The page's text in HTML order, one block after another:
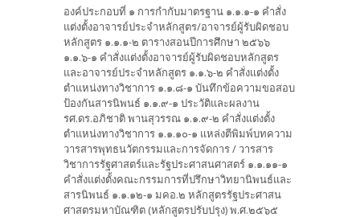
องค์ประกอบที่ ๑ การกำกับมาตรฐาน ๑.๑.๑-๑ คำสั่ง
แต่งตั้งอาจารย์ประจำหลักสูตร/อาจารย์ผู้รับผิดชอบ
หลักสูตร ๑.๑.๑-๒ ตารางสอนปีการศึกษา ๒๕๖๖
๑.๑.๖-๑ คำสั่งแต่งตั้งอาจารย์ผู้รับผิดชอบหลักสูตร
และอาจารย์ประจำหลักสูตร ๑.๑.๖-๒ คำสั่งแต่งตั้ง
ตำแหน่งทางวิชาการ ๑.๑.๘-๑ บันทึกข้อความขอสอบ
ป้องกันสารนิพนธ์ ๑.๑.๙-๑ ประวัติและผลงาน
รศ.ดร.อภิชาติ พานสุวรรณ ๑.๑.๙-๒ คำสั่งแต่งตั้ง
ตำแหน่งทางวิชาการ ๑.๑.๑๐-๑ แหล่งตีพิมพ์บทความ
วารสารพุทธนวัตกรรมและการจัดการ / วารสาร
วิชาการรัฐศาสตร์และรัฐประศาสนศาสตร์ ๑.๑.๑๑-๑
คำสั่งแต่งตั้งคณะกรรมการที่ปรึกษาวิทยานิพนธ์และ
สารนิพนธ์ ๑.๑.๑๒-๑ มคอ.๒ หลักสูตรรัฐประศาสน
ศาสตรมหาบัณฑิต (หลักสูตรปรับปรุง) พ.ศ.๒๕๖๕